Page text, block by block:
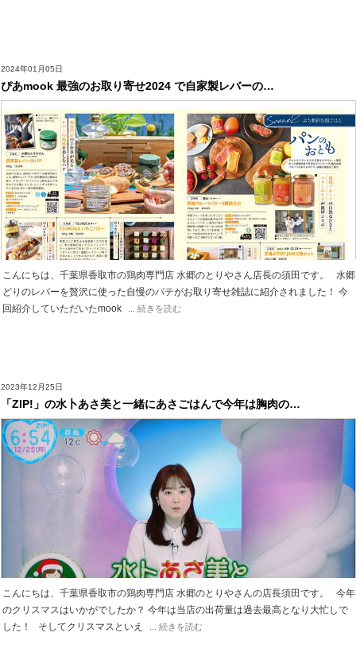
2024年01月05日
ぴあmook 最強のお取り寄せ2024 で自家製レバーの…
こんにちは、千葉県香取市の鶏肉専門店 水郷のとりやさん店長の須田です。 水郷
どりのレバーを贅沢に使った自慢のパテがお取り寄せ雑誌に紹介されました！ 今
回紹介していただいたmook
... 続きを読む
2023年12月25日
「ZIP!」の水卜あさ美と一緒にあさごはんで今年は胸肉の…
こんにちは、千葉県香取市の鶏肉専門店 水郷のとりやさんの店長須田です。 今年
のクリスマスはいかがでしたか？ 今年は当店の出荷量は過去最高となり大忙しで
した！ そしてクリスマスといえ
... 続きを読む